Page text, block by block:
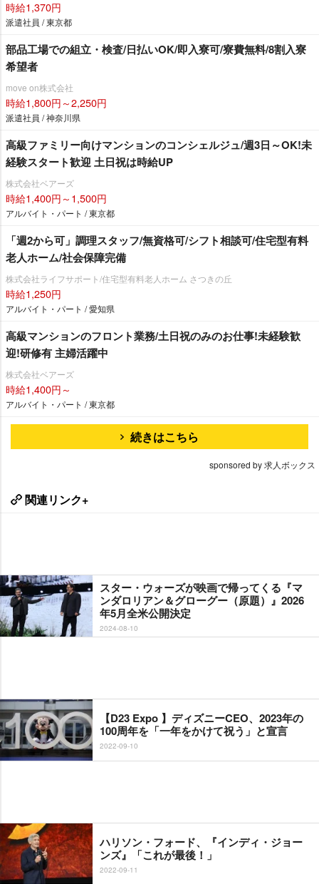
時給1,370円
派遣社員 / 東京都
部品工場での組立・検査/日払いOK/即入寮可/寮費無料/8割入寮
希望者
move on株式会社
時給1,800円～2,250円
派遣社員 / 神奈川県
高級ファミリー向けマンションのコンシェルジュ/週3日～OK!未
経験スタート歓迎 土日祝は時給UP
株式会社ベアーズ
時給1,400円～1,500円
アルバイト・パート / 東京都
「週2から可」調理スタッフ/無資格可/シフト相談可/住宅型有料
老人ホーム/社会保障完備
株式会社ライフサポート/住宅型有料老人ホーム さつきの丘
時給1,250円
アルバイト・パート / 愛知県
⾼級マンションのフロント業務/土日祝のみのお仕事!未経験歓
迎!研修有 主婦活躍中
株式会社ベアーズ
時給1,400円～
アルバイト・パート / 東京都
続きはこちら
sponsored by 求人ボックス
関連リンク+
スター・ウォーズが映画で帰ってくる『マ
ンダロリアン＆グローグー（原題）』2026
年5月全米公開決定
2024-08-10
【D23 Expo 】ディズニーCEO、2023年の
100周年を「一年をかけて祝う」と宣言
2022-09-10
ハリソン・フォード、『インディ・ジョー
ンズ』「これが最後！」
2022-09-11